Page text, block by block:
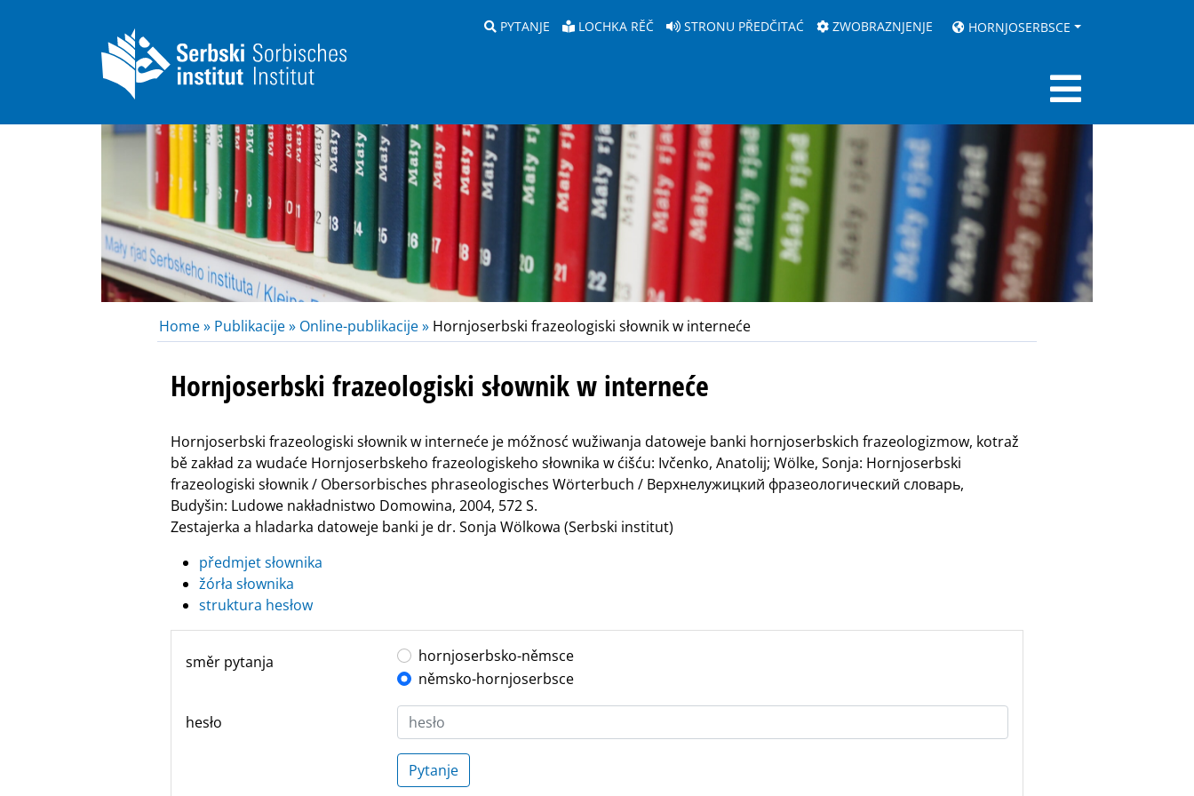
PYTANJE LOCHKA RĚČ STRONU PŘEDČITAĆ ZWOBRAZNJENJE HORNJOSERBSCE
Home » Publikacije » Online-publikacije » Hornjoserbski frazeologiski słownik w interneće
Hornjoserbski frazeologiski słownik w interneće
Hornjoserbski frazeologiski słownik w interneće je móžnosć wužiwanja datoweje banki hornjoserbskich frazeologizmow, kotraž
bě zakład za wudaće Hornjoserbskeho frazeologiskeho słownika w ćišću: Ivčenko, Anatolij; Wölke, Sonja: Hornjoserbski
frazeologiski słownik / Obersorbisches phraseologisches Wörterbuch / Верхнелужицкий фразеологический словарь,
Budyšin: Ludowe nakładnistwo Domowina, 2004, 572 S.
Zestajerka a hladarka datoweje banki je dr. Sonja Wölkowa (Serbski institut)
předmjet słownika
žórła słownika
struktura hesłow
směr pytanja
hornjoserbsko-němsce
němsko-hornjoserbsce
hesło
Pytanje